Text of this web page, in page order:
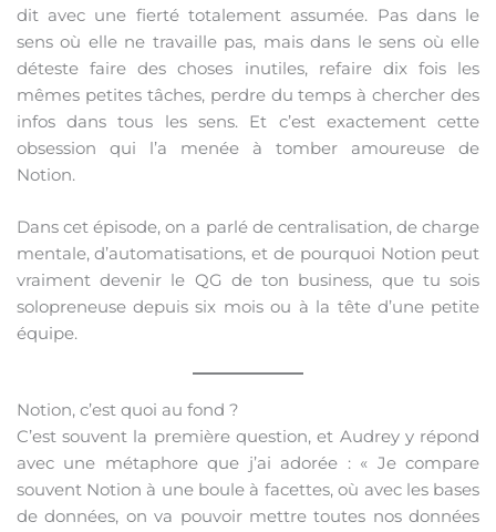
dit avec une fierté totalement assumée. Pas dans le
sens où elle ne travaille pas, mais dans le sens où elle
déteste faire des choses inutiles, refaire dix fois les
mêmes petites tâches, perdre du temps à chercher des
infos dans tous les sens. Et c’est exactement cette
obsession qui l’a menée à tomber amoureuse de
Notion.
Dans cet épisode, on a parlé de centralisation, de charge
mentale, d’automatisations, et de pourquoi Notion peut
vraiment devenir le QG de ton business, que tu sois
solopreneuse depuis six mois ou à la tête d’une petite
équipe.
Notion, c’est quoi au fond ?
C’est souvent la première question, et Audrey y répond
avec une métaphore que j’ai adorée : « Je compare
souvent Notion à une boule à facettes, où avec les bases
de données, on va pouvoir mettre toutes nos données